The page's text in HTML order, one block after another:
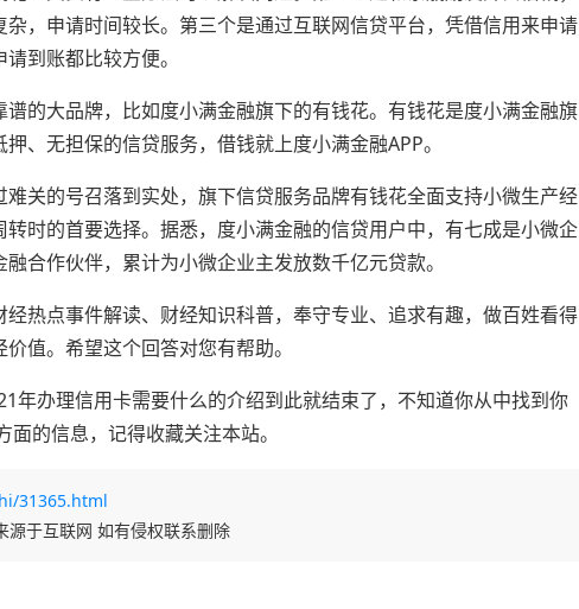
，申请时间较长。第三个是通过互联网信贷平台，凭借信用来申请
到账都比较方便。
的大品牌，比如度小满金融旗下的有钱花。有钱花是度小满金融旗
、无担保的信贷服务，借钱就上度小满金融APP。
关的号召落到实处，旗下信贷服务品牌有钱花全面支持小微生产经
时的首要选择。据悉，度小满金融的信贷用户中，有七成是小微企
合作伙伴，累计为小微企业主发放数千亿元贷款。
热点事件解读、财经知识科普，奉守专业、追求有趣，做百姓看得
值。希望这个回答对您有帮助。
年办理信用卡需要什么的介绍到此就结束了，不知道你从中找到你
的信息，记得收藏关注本站。
31365.html
源于互联网 如有侵权联系删除